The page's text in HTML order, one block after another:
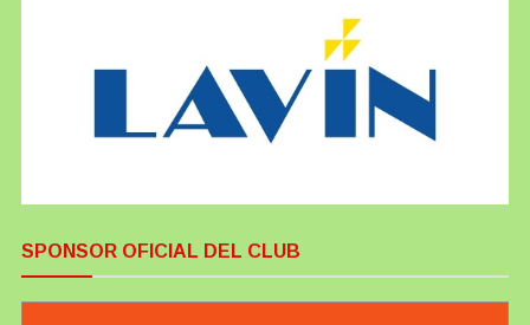
SPONSOR OFICIAL DEL CLUB